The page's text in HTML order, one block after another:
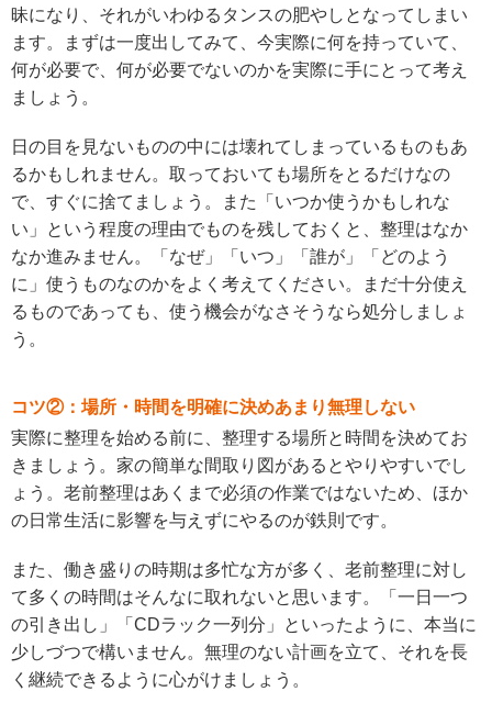
昧になり、それがいわゆるタンスの肥やしとなってしまい
ます。まずは一度出してみて、今実際に何を持っていて、
何が必要で、何が必要でないのかを実際に手にとって考え
ましょう。
日の目を見ないものの中には壊れてしまっているものもあ
るかもしれません。取っておいても場所をとるだけなの
で、すぐに捨てましょう。また「いつか使うかもしれな
い」という程度の理由でものを残しておくと、整理はなか
なか進みません。「なぜ」「いつ」「誰が」「どのよう
に」使うものなのかをよく考えてください。まだ十分使え
るものであっても、使う機会がなさそうなら処分しましょ
う。
コツ②：場所・時間を明確に決めあまり無理しない
実際に整理を始める前に、整理する場所と時間を決めてお
きましょう。家の簡単な間取り図があるとやりやすいでし
ょう。老前整理はあくまで必須の作業ではないため、ほか
の日常生活に影響を与えずにやるのが鉄則です。
また、働き盛りの時期は多忙な方が多く、老前整理に対し
て多くの時間はそんなに取れないと思います。「一日一つ
の引き出し」「CDラック一列分」といったように、本当に
少しづつで構いません。無理のない計画を立て、それを長
く継続できるように心がけましょう。